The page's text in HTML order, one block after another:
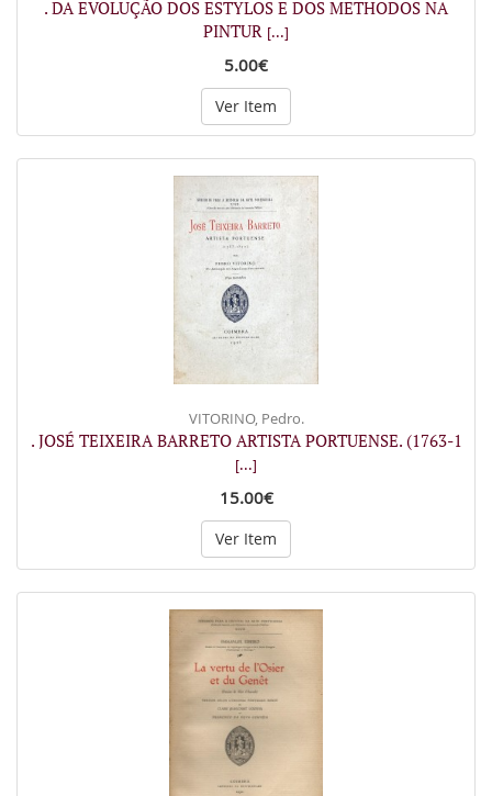
. DA EVOLUÇÃO DOS ESTYLOS E DOS METHODOS NA
PINTUR [...]
5.00€
Ver Item
VITORINO, Pedro.
. JOSÉ TEIXEIRA BARRETO ARTISTA PORTUENSE. (1763-1
[...]
15.00€
Ver Item